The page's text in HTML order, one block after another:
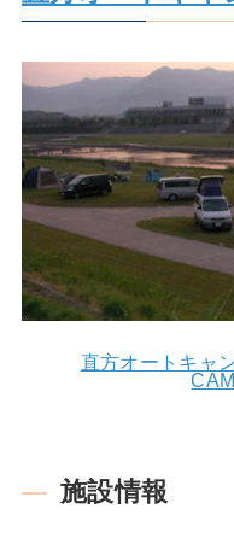
直方オートキャ
施設情報